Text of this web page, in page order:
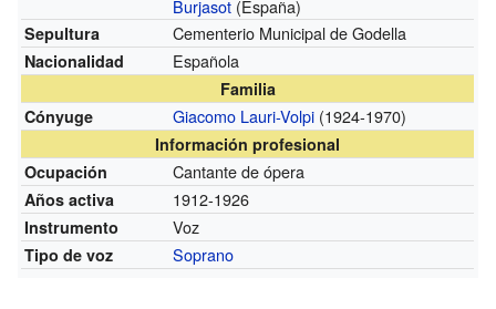
Burjasot (España)
Sepultura Cementerio Municipal de Godella
Nacionalidad Española
Familia
Cónyuge
Giacomo Lauri-Volpi (1924-1970)
Información profesional
Ocupación
Cantante de ópera
Años activa 1912-1926
Instrumento Voz
Tipo de voz Soprano